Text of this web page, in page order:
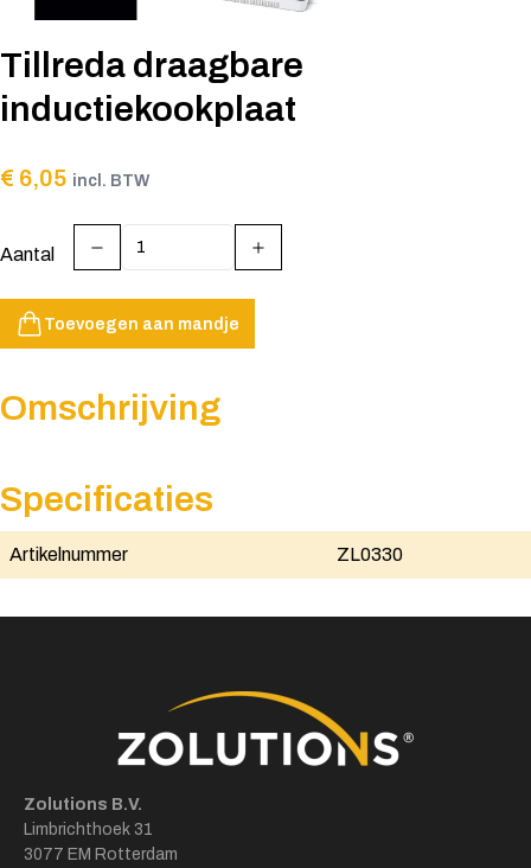
Tillreda draagbare
inductiekookplaat
€ 6,05 incl. BTW
Aantal
Toevoegen aan mandje
Omschrijving
Specificaties
Artikelnummer ZL0330
Zolutions B.V.
Limbrichthoek 31
3077 EM Rotterdam